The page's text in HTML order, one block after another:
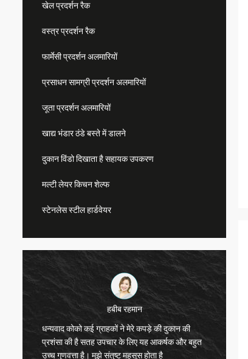
खेल प्रदर्शन रैक
वस्त्र प्रदर्शन रैक
फार्मेसी प्रदर्शन अलमारियों
प्रसाधन सामग्री प्रदर्शन अलमारियों
जूता प्रदर्शन अलमारियों
खाद्य भंडार ठंडे बस्ते में डालने
दुकान विंडो दिखाता है सहायक उपकरण
मल्टी लेयर किचन शेल्फ
स्टेनलेस स्टील हार्डवेयर
मार्को गैलेटी
आपने हमेशा मेरे लिए एक अच्छी नौकरी की! क्रिसमस की
दुकान खिड़की के अलमारियों आ चुके हैं। स्थापित करने के
बाद, हम आपको तस्वीरें भेजेंगे। बहुत धन्यवाद।